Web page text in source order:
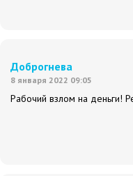
Доброгнева
8 января 2022 09:05
Рабочий взлом на деньги!